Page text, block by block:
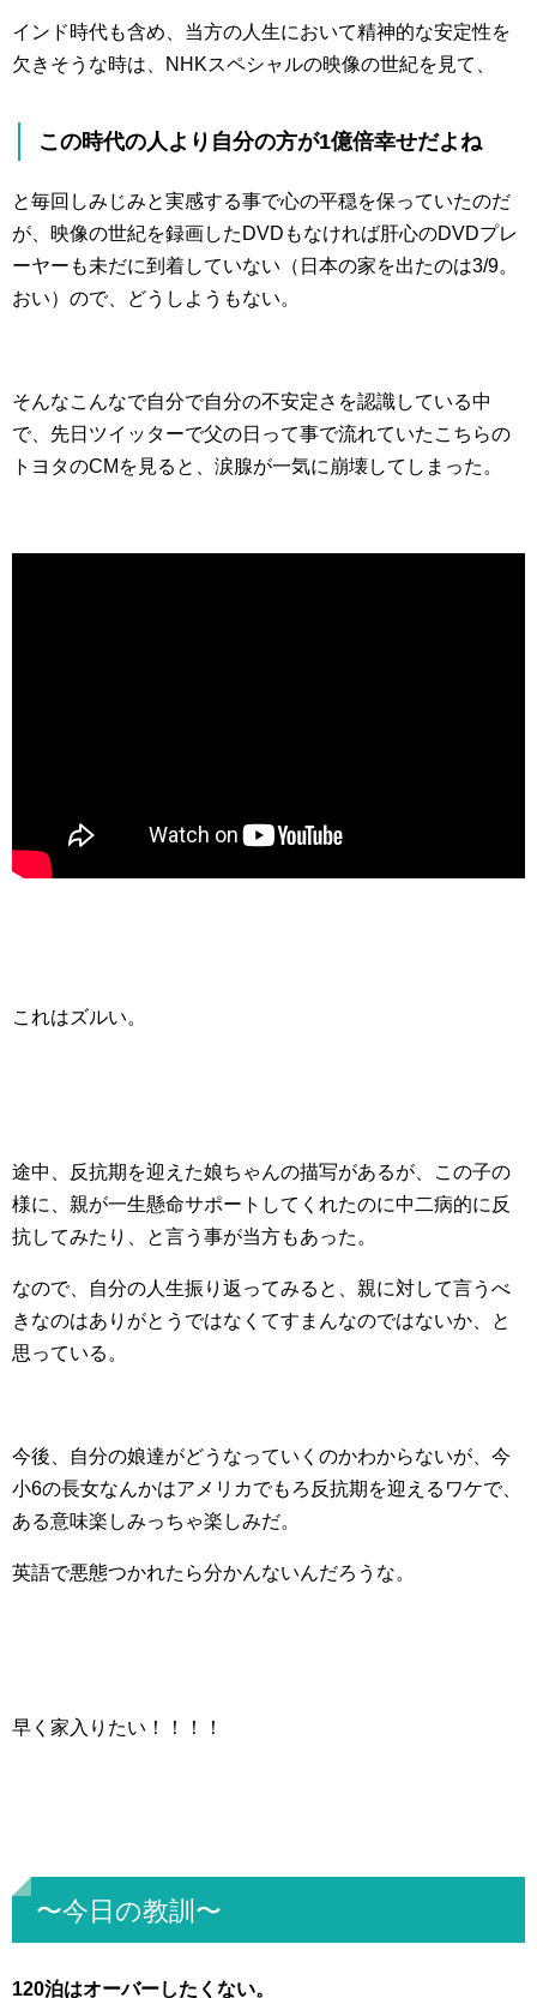
インド時代も含め、当方の人生において精神的な安定性を
欠きそうな時は、NHKスペシャルの映像の世紀を見て、
この時代の人より自分の方が1億倍幸せだよね
と毎回しみじみと実感する事で心の平穏を保っていたのだ
が、映像の世紀を録画したDVDもなければ肝心のDVDプレ
ーヤーも未だに到着していない（日本の家を出たのは3/9。
おい）ので、どうしようもない。
そんなこんなで自分で自分の不安定さを認識している中
で、先日ツイッターで父の日って事で流れていたこちらの
トヨタのCMを見ると、涙腺が一気に崩壊してしまった。
これはズルい。
途中、反抗期を迎えた娘ちゃんの描写があるが、この子の
様に、親が一生懸命サポートしてくれたのに中二病的に反
抗してみたり、と言う事が当方もあった。
なので、自分の人生振り返ってみると、親に対して言うべ
きなのはありがとうではなくてすまんなのではないか、と
思っている。
今後、自分の娘達がどうなっていくのかわからないが、今
小6の長女なんかはアメリカでもろ反抗期を迎えるワケで、
ある意味楽しみっちゃ楽しみだ。
英語で悪態つかれたら分かんないんだろうな。
早く家入りたい！！！！
〜今日の教訓〜
120泊はオーバーしたくない。